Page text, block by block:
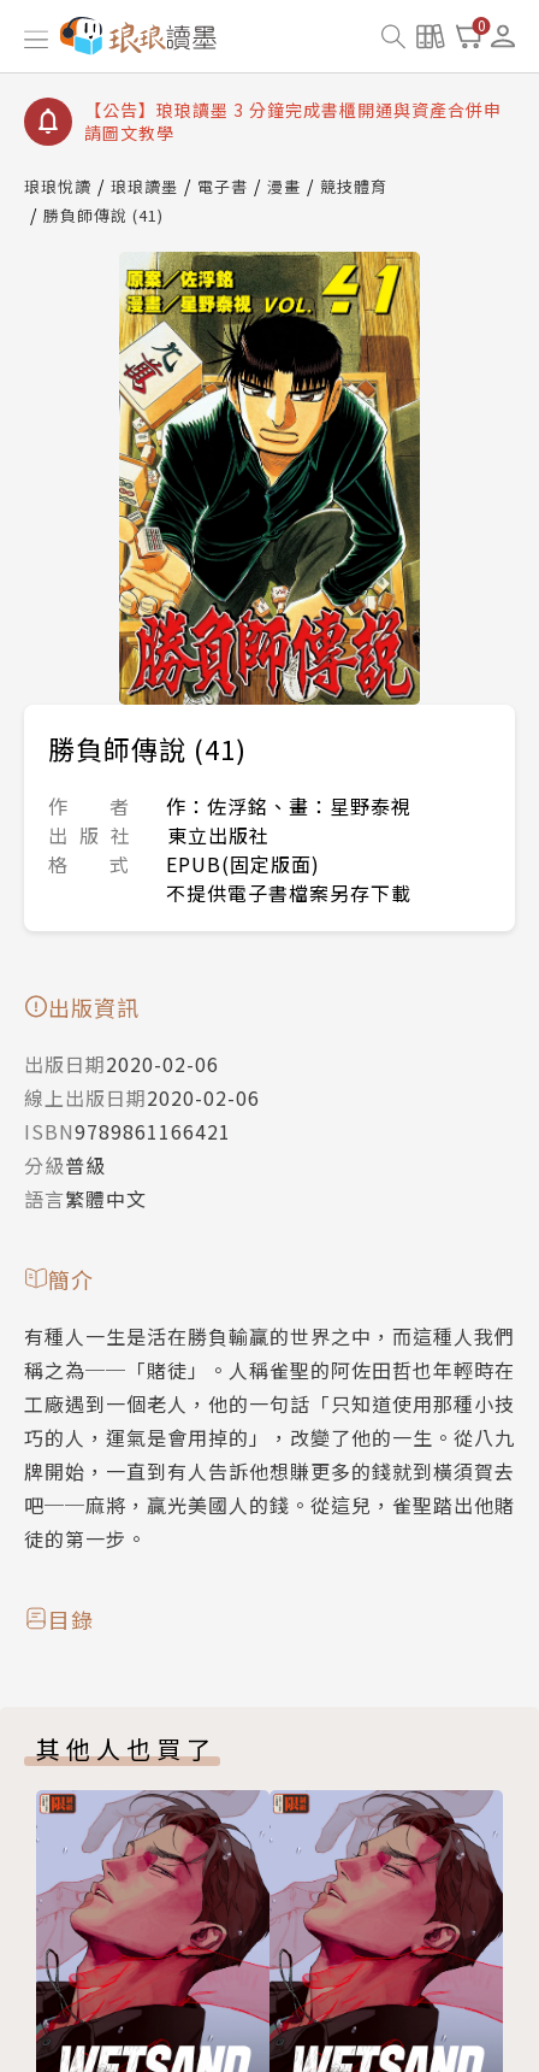
0
【公告】琅琅讀墨數位閱讀資產合併與書櫃開通申請
【公告】琅琅讀墨書櫃開通常見問題
【公告】琅琅讀墨 3 分鐘完成書櫃開通與資產合併申
請圖文教學
查詢
【公告】琅琅讀墨數位閱讀資產合併與書櫃開通申請
琅琅悅讀 琅琅讀墨 電子書 漫畫
競技體育
勝負師傳說 (41)
勝負師傳說 (41)
作 者
作：佐浮銘、畫：星野泰視
出 版 社
東立出版社
格 式
EPUB(固定版面)
不提供電子書檔案另存下載
出版資訊
出版日期2020-02-06
線上出版日期2020-02-06
ISBN9789861166421
分級普級
語言繁體中文
簡介
有種人一生是活在勝負輸贏的世界之中，而這種人我們
稱之為──「賭徒」。人稱雀聖的阿佐田哲也年輕時在
工廠遇到一個老人，他的一句話「只知道使用那種小技
巧的人，運氣是會用掉的」，改變了他的一生。從八九
牌開始，一直到有人告訴他想賺更多的錢就到橫須賀去
吧──麻將，贏光美國人的錢。從這兒，雀聖踏出他賭
徒的第一步。
目錄
其他人也買了